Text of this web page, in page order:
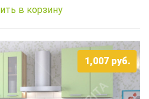
в корзину
1,007 руб.